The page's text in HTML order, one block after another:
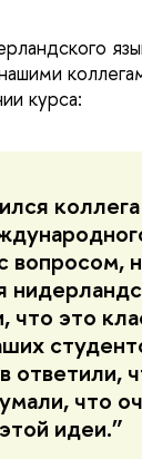
курса:
вопросом,
это
ответили,
что
идеи.”